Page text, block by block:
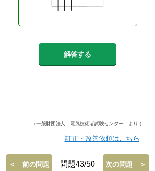
解答する
（一般財団法人 電気技術者試験センター より ）
訂正・改善依頼はこちら
＜ 前の問題 問題43/50 次の問題 ＞